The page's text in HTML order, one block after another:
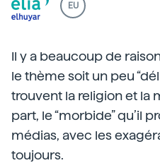
EU
Il y a beaucoup de
le thème soit un peu
trouvent la religion et la
part, le “morbide” qu’il
médias, avec les
toujours.